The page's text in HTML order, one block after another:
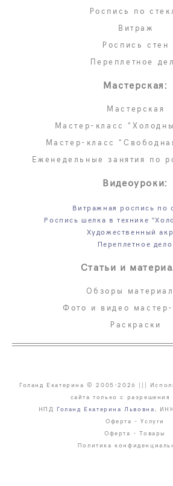
Роспись по
Витраж
Роспись стен
Переплетное
Мастерская:
Мастерская
Мастер-класс
Мастер-класс
Еженедельные занятия по
Видеоуроки:
Витражная роспись по
Роспись шелка в технике
Художественный
Переплетное дело
Статьи и
Обзоры
Фото и видео
Раскраски
Голанд Екатерина © 2005-2026 |||
сайта только с разрешения
НПД Голанд Екатерина Львовна,
Оферта - Услуги
Оферта - Товары
Политика